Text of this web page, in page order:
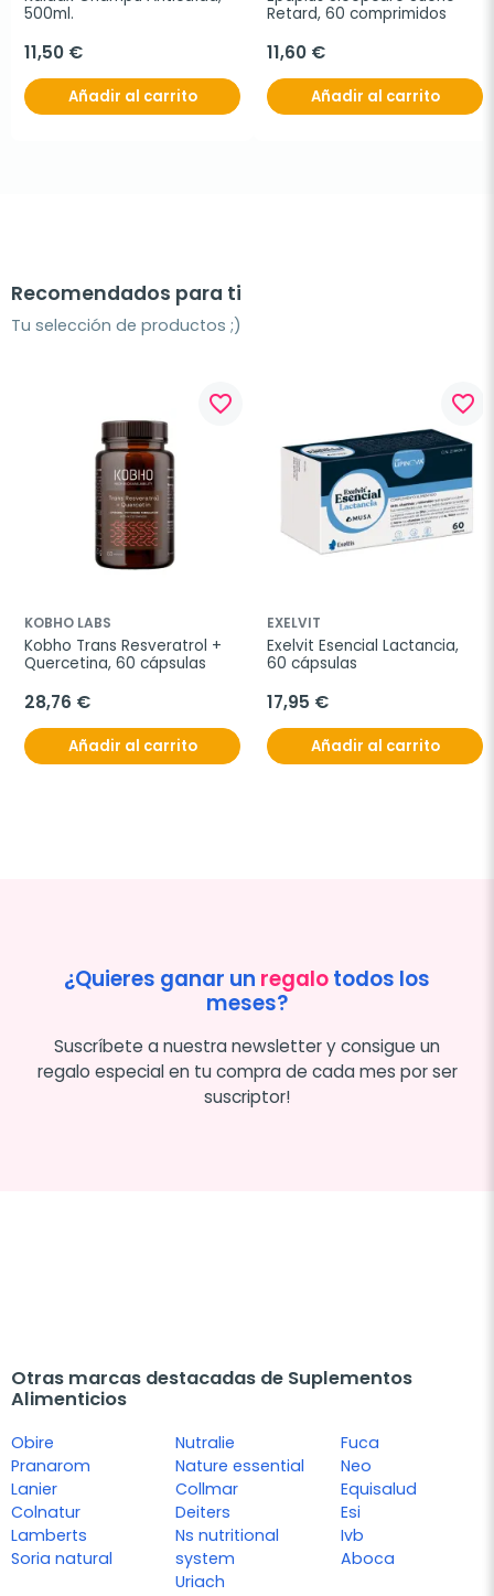
500ml.
11,50 €
Añadir al carrito
Retard, 60 comprimidos
11,60 €
Añadir al carrito
Recomendados para ti
Tu selección de productos ;)
favorite_border
KOBHO LABS
Kobho Trans Resveratrol +
Quercetina, 60 cápsulas
28,76 €
Añadir al carrito
favorite_border
EXELVIT
Exelvit Esencial Lactancia,
60 cápsulas
17,95 €
Añadir al carrito
¿Quieres ganar un regalotodos los
meses?
Suscríbete a nuestra newsletter y consigue un
regalo especial en tu compra de cada mes por ser
suscriptor!
Otras marcas destacadas de Suplementos
Alimenticios
Obire
Pranarom
Lanier
Colnatur
Lamberts
Soria natural
Nutralie
Nature essential
Collmar
Deiters
Ns nutritional
system
Uriach
Fuca
Neo
Equisalud
Esi
Ivb
Aboca